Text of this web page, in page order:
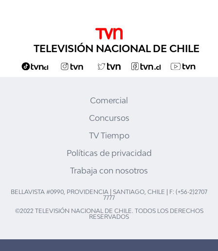
TELEVISIÓN NACIONAL DE CHILE
Comercial
Concursos
TV Tiempo
Políticas de privacidad
Trabaja con nosotros
BELLAVISTA #0990, PROVIDENCIA | SANTIAGO, CHILE | F: (+56-2)2707
7777
©2022 TELEVISIÓN NACIONAL DE CHILE. TODOS LOS DERECHOS
RESERVADOS